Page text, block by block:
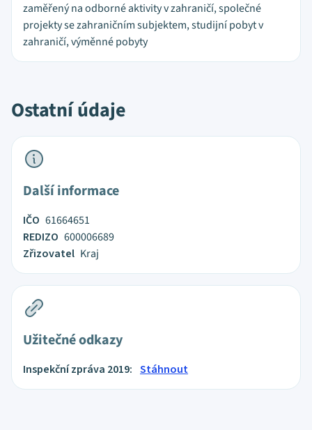
zaměřený na odborné aktivity v zahraničí, společné
projekty se zahraničním subjektem, studijní pobyt v
zahraničí, výměnné pobyty
Ostatní údaje
Další informace
IČO 61664651
REDIZO 600006689
Zřizovatel Kraj
Užitečné odkazy
Inspekční zpráva 2019: Stáhnout